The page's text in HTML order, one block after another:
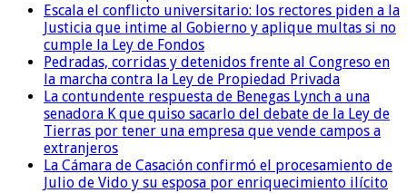
Escala el conflicto universitario: los rectores piden a la
Justicia que intime al Gobierno y aplique multas si no
cumple la Ley de Fondos
Pedradas, corridas y detenidos frente al Congreso en
la marcha contra la Ley de Propiedad Privada
La contundente respuesta de Benegas Lynch a una
senadora K que quiso sacarlo del debate de la Ley de
Tierras por tener una empresa que vende campos a
extranjeros
La Cámara de Casación confirmó el procesamiento de
Julio de Vido y su esposa por enriquecimiento ilícito